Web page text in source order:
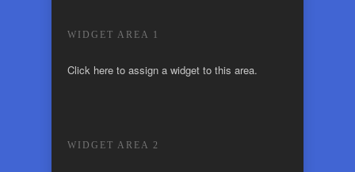
WIDGET AREA 1
Click here to assign a widget to this area.
WIDGET AREA 2